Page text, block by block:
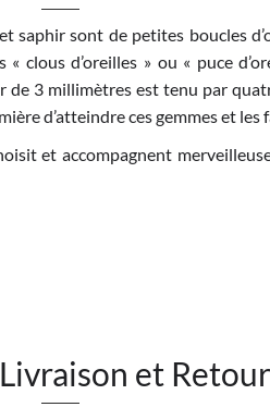
saphir sont de petites boucles
clous d’oreilles » ou « puce
3 millimètres est tenu par
d’atteindre ces gemmes et
et accompagnent
et Retour